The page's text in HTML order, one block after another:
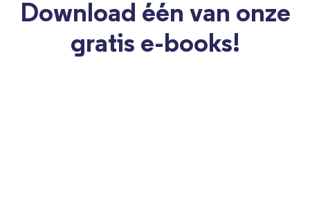
Download één van onze
gratis e-books!